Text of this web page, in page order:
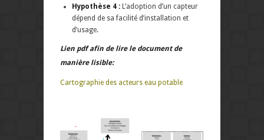
Hypothèse 4 : L’adoption d’un capteur
dépend de sa facilité d’installation et
d’usage.
Lien pdf afin de lire le document de
manière lisible:
Cartographie des acteurs eau potable